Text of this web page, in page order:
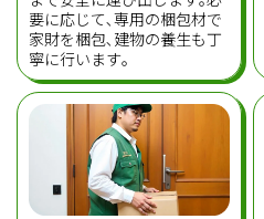
要に応じて､専用の梱包材で
家財を梱包､建物の養生も丁
寧に行います｡